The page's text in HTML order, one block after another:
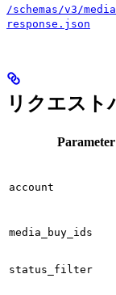
/schemas/v3/
response.json
リクエスト
Parameter
account
media_buy_ids
status_filter